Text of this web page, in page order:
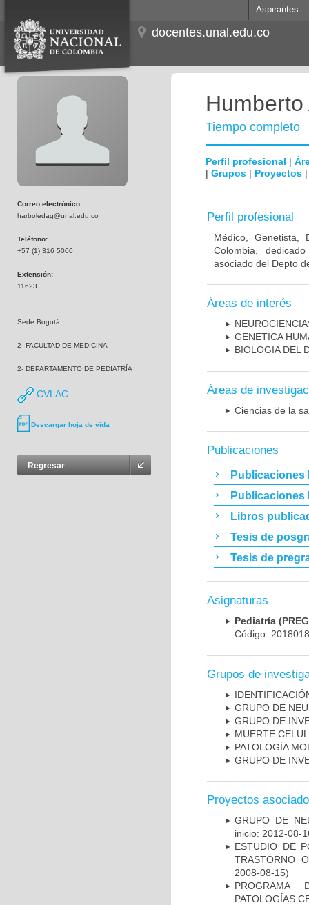
Aspirantes
docentes.unal.edu.co
Correo electrónico:
harboledag@unal.edu.co
Teléfono:
+57 (1) 316 5000
Extensión:
11623
Sede Bogotá
2- FACULTAD DE MEDICINA
2- DEPARTAMENTO DE PEDIATRÍA
CVLAC
Descargar hoja de vida
Regresar
Tiempo completo
Perfil profesional |
| Grupos | Proyectos
Perfil profesional
Médico, Genetista,
Colombia,
asociado del Depto
Áreas de interés
GENETICA
BIOLOGIA DEL
Áreas de
Ciencias de la
Publicaciones
Publicaciones
Publicaciones
Libros
Tesis de
Tesis de
Asignaturas
Pediatría
Código:
Grupos de
GRUPO DE
GRUPO DE
MUERTE
PATOLOGÍA
GRUPO DE
Proyectos
GRUPO DE
inicio: 2012-08-
ESTUDIO DE
TRASTORNO
2008-08-15)
PROGRAMA
PATOLOGÍAS